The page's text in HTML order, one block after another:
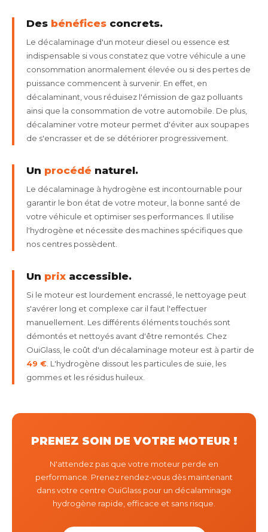
Des bénéfices concrets.
Le décalaminage d'un moteur diesel ou essence est
indispensable si vous constatez que votre véhicule a une
consommation anormalement élevée ou si des pertes de
puissance commencent à survenir. En effet, en
décalaminant, vous réduisez l'émission de gaz polluants
ainsi que la consommation de votre automobile. De plus,
décalaminer votre moteur permet d'éviter aux soupapes
de s'encrasser et de se détériorer progressivement.
Un procédé naturel.
Le décalaminage à hydrogène est incontournable pour
garantir le bon état de votre moteur, la bonne santé de
votre véhicule et optimiser ses performances. Il utilise
l'hydrogène et nécessite des machines spécifiques que
nos centres possèdent.
Un prix accessible.
Si le moteur est lourdement encrassé, le nettoyage peut
s'avérer long et complexe car il faut l'effectuer
manuellement. Les différents éléments touchés sont
démontés et nettoyés avant d'être remontés. Chez
OuiGlass, le coût d'un décalaminage moteur est à partir de
49 € . L'hydrogène dissout les particules de suie, les
gommes et les résidus huileux.
PRENEZ SOIN DE VOTRE MOTEUR !
N'attendez pas que votre moteur perde en
performance. Prenez rendez-vous dès maintenant
dans votre centre OuiGlass pour un décalaminage
hydrogène rapide, efficace et sans risque.